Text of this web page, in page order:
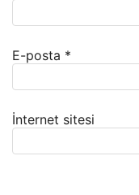
E-posta *
İnternet sitesi